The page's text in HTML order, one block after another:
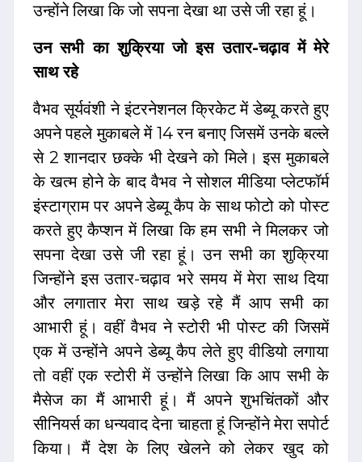
उन्होंने लिखा कि जो सपना देखा था उसे जी रहा हूं।
उन सभी का शुक्रिया जो इस उतार-चढ़ाव में मेरे
साथ रहे
वैभव सूर्यवंशी ने इंटरनेशनल क्रिकेट में डेब्यू करते हुए
अपने पहले मुकाबले में 14 रन बनाए जिसमें उनके बल्ले
से 2 शानदार छक्के भी देखने को मिले। इस मुकाबले
के खत्म होने के बाद वैभव ने सोशल मीडिया प्लेटफॉर्म
इंस्टाग्राम पर अपने डेब्यू कैप के साथ फोटो को पोस्ट
करते हुए कैप्शन में लिखा कि हम सभी ने मिलकर जो
सपना देखा उसे जी रहा हूं। उन सभी का शुक्रिया
जिन्होंने इस उतार-चढ़ाव भरे समय में मेरा साथ दिया
और लगातार मेरा साथ खड़े रहे मैं आप सभी का
आभारी हूं। वहीं वैभव ने स्टोरी भी पोस्ट की जिसमें
एक में उन्होंने अपने डेब्यू कैप लेते हुए वीडियो लगाया
तो वहीं एक स्टोरी में उन्होंने लिखा कि आप सभी के
मैसेज का मैं आभारी हूं। मैं अपने शुभचिंतकों और
सीनियर्स का धन्यवाद देना चाहता हूं जिन्होंने मेरा सपोर्ट
किया। मैं देश के लिए खेलने को लेकर खुद को